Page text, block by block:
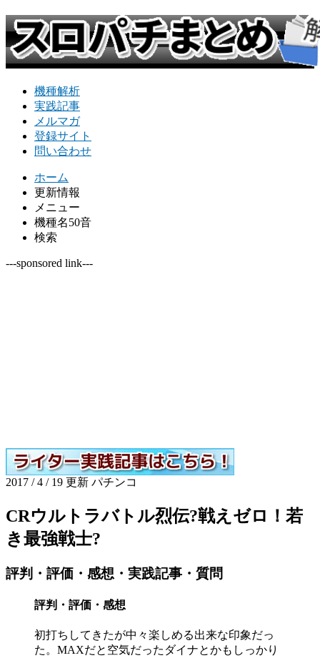
機種解析
実践記事
メルマガ
登録サイト
問い合わせ
ホーム
更新情報
メニュー
機種名50音
検索
---sponsored link---
2017 / 4 / 19 更新 パチンコ
CRウルトラバトル烈伝?戦えゼロ！若
き最強戦士?
評判・評価・感想・実践記事・質問
評判・評価・感想
初打ちしてきたが中々楽しめる出来な印象だっ
た。MAXだと空気だったダイナとかもしっかり